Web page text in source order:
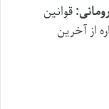
قوانین
از آخرین